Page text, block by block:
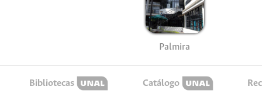
Palmira
Bibliotecas Catálogo